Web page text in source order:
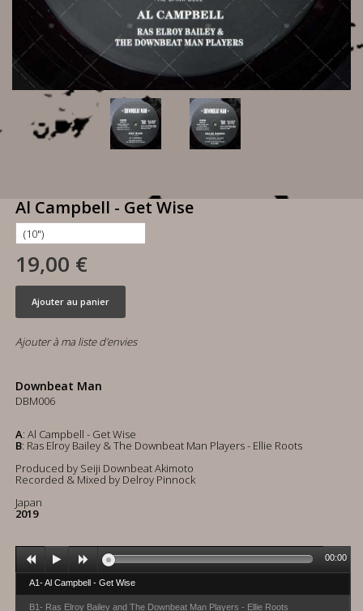
Al Campbell - Get Wise
19,00 €
Ajouter au panier
Ajouter à ma liste d'envies
Downbeat Man
DBM006
A: Al Campbell - Get Wise
B: Ras Elroy Bailey & The Downbeat Man Players - Ellie Roots
Produced by Seiji Downbeat Akimoto
Recorded & Mixed by Delroy Pinnock
Japan
2019
A1- Al Campbell - Get Wise
B1- Ras Elroy Bailey and The Downbeat Man Players - Ellie Roots
00:00